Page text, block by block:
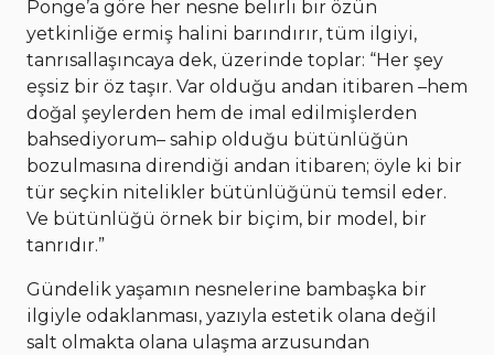
Ponge’a göre her nesne belirli bir özün
yetkinliğe ermiş halini barındırır, tüm ilgiyi,
tanrısallaşıncaya dek, üzerinde toplar: “Her şey
eşsiz bir öz taşır. Var olduğu andan itibaren –hem
doğal şeylerden hem de imal edilmişlerden
bahsediyorum– sahip olduğu bütünlüğün
bozulmasına direndiği andan itibaren; öyle ki bir
tür seçkin nitelikler bütünlüğünü temsil eder.
Ve bütünlüğü örnek bir biçim, bir model, bir
tanrıdır.”
Gündelik yaşamın nesnelerine bambaşka bir
ilgiyle odaklanması, yazıyla estetik olana değil
salt olmakta olana ulaşma arzusundan